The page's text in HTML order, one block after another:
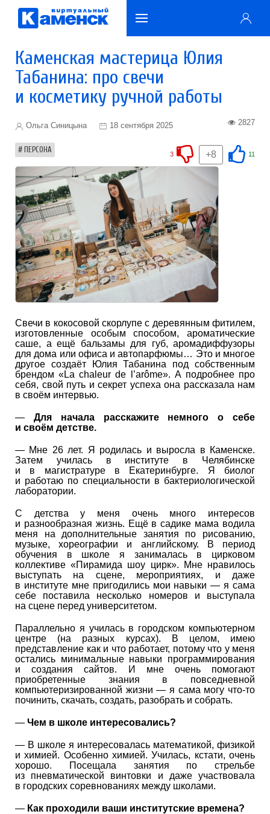
Каменская мастерица Юлия
Табанина: про свечи
и косметику ручной работы
Ольга Синицына 18 сентября 2025 2827
ПЕРСОНА 11
+8
3
Свечи в кокосовой скорлупе с деревянным фитилем,
изготовленные особым способом, ароматические
саше, а ещё бальзамы для губ, аромадиффузоры
для дома или офиса и автопарфюмы… Это и многое
другое создаёт Юлия Табанина под собственным
брендом «La chaleur de l’arôme». А подробнее про
себя, свой путь и секрет успеха она рассказала нам
в своём интервью.
— Для начала расскажите немного о себе
и своём детстве.
— Мне 26 лет. Я родилась и выросла в Каменске.
Затем училась в институте в Челябинске
и в магистратуре в Екатеринбурге. Я биолог
и работаю по специальности в бактериологической
лаборатории.
С детства у меня очень много интересов
и разнообразная жизнь. Ещё в садике мама водила
меня на дополнительные занятия по рисованию,
музыке, хореографии и английскому. В период
обучения в школе я занималась в цирковом
коллективе «Пирамида шоу цирк». Мне нравилось
выступать на сцене, мероприятиях, и даже
в институте мне пригодились мои навыки — я сама
себе поставила несколько номеров и выступала
на сцене перед университетом.
Параллельно я училась в городском компьютерном
центре (на разных курсах). В целом, имею
представление как и что работает, потому что у меня
остались минимальные навыки программирования
и создания сайтов. И мне очень помогают
приобретенные знания в повседневной
компьютеризированной жизни — я сама могу что-то
починить, скачать, создать, разобрать и собрать.
— Чем в школе интересовались?
— В школе я интересовалась математикой, физикой
и химией. Особенно химией. Училась, кстати, очень
хорошо. Посещала занятия по стрельбе
из пневматической винтовки и даже участвовала
в городских соревнованиях между школами.
— Как проходили ваши институтские времена?